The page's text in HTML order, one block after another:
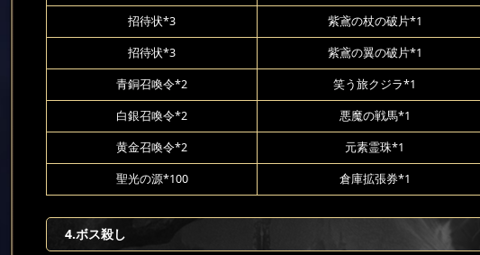
招待状*3 紫鳶の杖の破片*1
招待状*3 紫鳶の翼の破片*1
青銅召喚令*2 笑う旅クジラ*1
白銀召喚令*2 悪魔の戦馬*1
黄金召喚令*2 元素霊珠*1
聖光の源*100 倉庫拡張券*1
4.ボス殺し